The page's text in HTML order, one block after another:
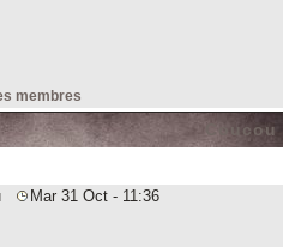
membres
Coucou
Mar 31 Oct - 11:36